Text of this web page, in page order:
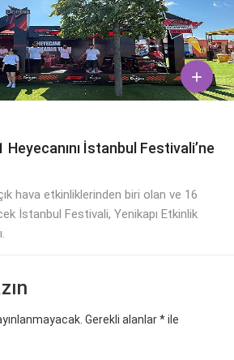

İstanbul Festivali’ne
hava etkinliklerinden biri olan ve 16
İstanbul Festivali, Yenikapı Etkinlik
Gerekli alanlar*ile